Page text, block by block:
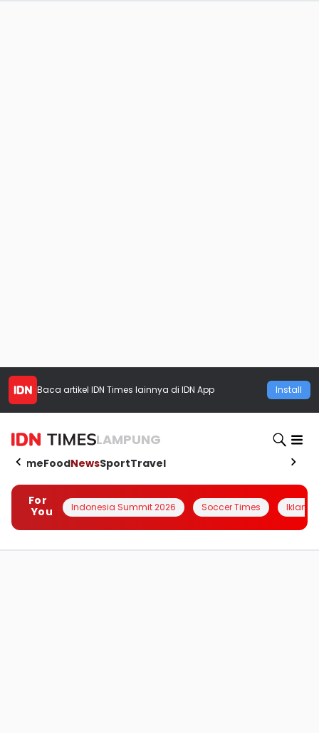
Baca artikel IDN Times lainnya di IDN App Install
LAMPUNG
HomeFoodNewsSportTravel
For
You
Indonesia Summit 2026 Soccer Times Iklanin